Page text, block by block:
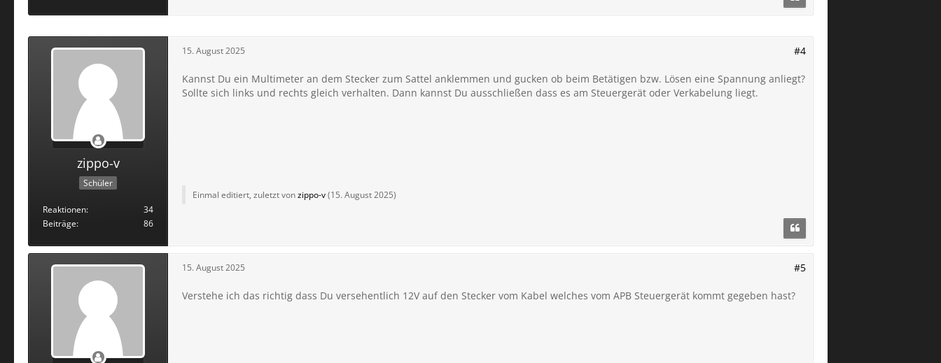
zippo-v
Schüler
Reaktionen
34
Beiträge
86
15. August 2025 #4
Kannst Du ein Multimeter an dem Stecker zum Sattel anklemmen und gucken ob beim Betätigen bzw. Lösen eine Spannung anliegt?
Sollte sich links und rechts gleich verhalten. Dann kannst Du ausschließen dass es am Steuergerät oder Verkabelung liegt.
Einmal editiert, zuletzt vonzippo-v(15. August 2025)
15. August 2025 #5
Verstehe ich das richtig dass Du versehentlich 12V auf den Stecker vom Kabel welches vom APB Steuergerät kommt gegeben hast?